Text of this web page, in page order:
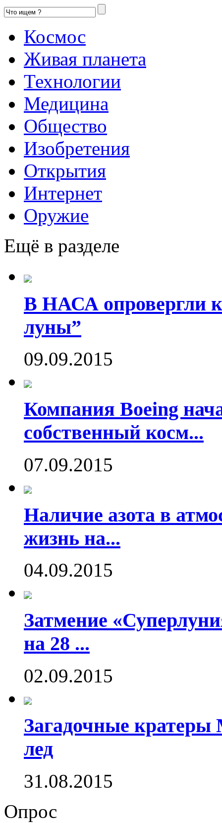
Космос
Живая планета
Технологии
Медицина
Общество
Изобретения
Открытия
Интернет
Оружие
Ещё в разделе
В НАСА опровергли
луны”
09.09.2015
Компания Boeing
собственный косм...
07.09.2015
Наличие азота в
жизнь на...
04.09.2015
Затмение
на 28 ...
02.09.2015
Загадочные
лед
31.08.2015
Опрос